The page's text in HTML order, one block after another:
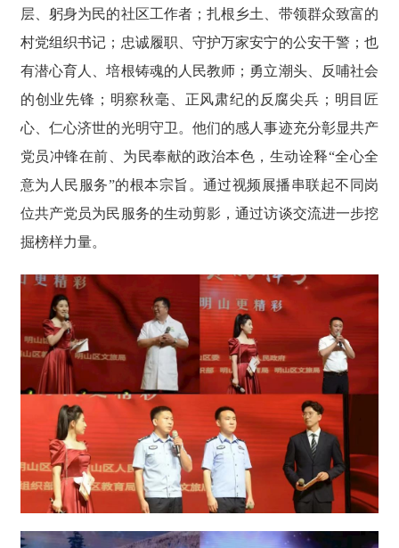
层、躬身为民的社区工作者；扎根乡土、带领群众致富的
村党组织书记；忠诚履职、守护万家安宁的公安干警；也
有潜心育人、培根铸魂的人民教师；勇立潮头、反哺社会
的创业先锋；明察秋毫、正风肃纪的反腐尖兵；明目匠
心、仁心济世的光明守卫。他们的感人事迹充分彰显共产
党员冲锋在前、为民奉献的政治本色，生动诠释“全心全
意为人民服务”的根本宗旨。通过视频展播串联起不同岗
位共产党员为民服务的生动剪影，通过访谈交流进一步挖
掘榜样力量。